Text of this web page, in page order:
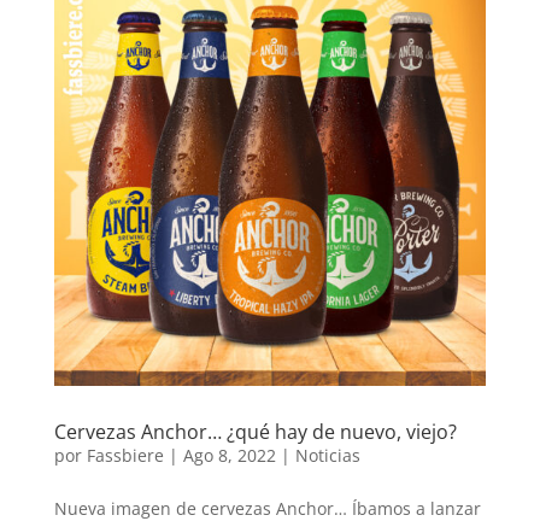
Cervezas Anchor… ¿qué hay de nuevo, viejo?
por Fassbiere | Ago 8, 2022| Noticias
Nueva imagen de cervezas Anchor… Íbamos a lanzar